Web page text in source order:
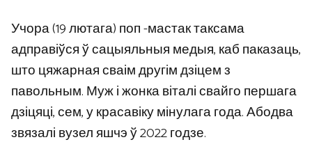
Учора (19 лютага) поп -мастак таксама
адправіўся ў сацыяльныя медыя, каб паказаць,
што цяжарная сваім другім дзіцем з
павольным. Муж і жонка віталі свайго першага
дзіцяці, сем, у красавіку мінулага года. Абодва
звязалі вузел яшчэ ў 2022 годзе.